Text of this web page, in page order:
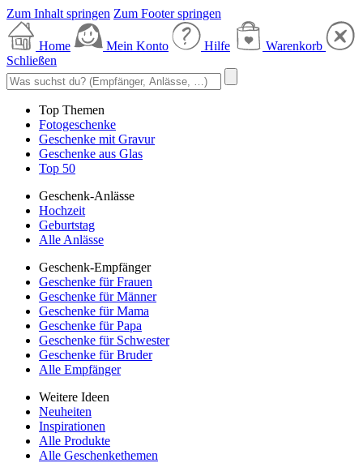
Zum Inhalt springen Zum Footer springen
Home Mein Konto Hilfe
Warenkorb
Schließen
Top Themen
Fotogeschenke
Geschenke mit Gravur
Geschenke aus Glas
Top 50
Geschenk-Anlässe
Hochzeit
Geburtstag
Alle Anlässe
Geschenk-Empfänger
Geschenke für Frauen
Geschenke für Männer
Geschenke für Mama
Geschenke für Papa
Geschenke für Schwester
Geschenke für Bruder
Alle Empfänger
Weitere Ideen
Neuheiten
Inspirationen
Alle Produkte
Alle Geschenkethemen